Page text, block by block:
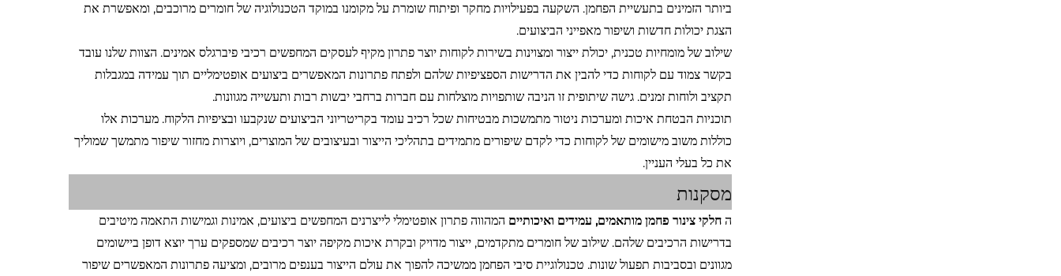
ביותר הזמינים בתעשיית הפחמן. השקעה בפעילויות מחקר ופיתוח שומרת על מקומנו במוקד הטכנולוגיה של חומרים מרוכבים, ומאפשרת את
הצגת יכולות חדשות ושיפור מאפייני הביצועים.
שילוב של מומחיות טכנית, יכולת ייצור ומצוינות בשירות לקוחות יוצר פתרון מקיף לעסקים המחפשים רכיבי פיברגלס אמינים. הצוות שלנו עובד
בקשר צמוד עם לקוחות כדי להבין את הדרישות הספציפיות שלהם ולפתח פתרונות המאפשרים ביצועים אופטימליים תוך עמידה במגבלות
תקציב ולוחות זמנים. גישה שיתופית זו הניבה שותפויות מוצלחות עם חברות ברחבי יבשות רבות ותעשייה מגוונות.
תוכניות הבטחת איכות ומערכות ניטור מתמשכות מבטיחות שכל רכיב עומד בקריטריוני הביצועים שנקבעו ובציפיות הלקוח. מערכות אלו
כוללות משוב מישומים של לקוחות כדי לקדם שיפורים מתמידים בתהליכי הייצור ובעיצובים של המוצרים, ויוצרות מחזור שיפור מתמשך שמוליך
את כל בעלי העניין.
מסקנות
ה חלקי צינור פחמן מותאמים, עמידים ואיכותיים המהווה פתרון אופטימלי לייצרנים המחפשים ביצועים, אמינות וגמישות התאמה מיטיבים
בדרישות הרכיבים שלהם. שילוב של חומרים מתקדמים, ייצור מדויק ובקרת איכות מקיפה יוצר רכיבים שמספקים ערך יוצא דופן ביישומים
מגוונים ובסביבות תפעול שונות. טכנולוגיית סיבי הפחמן ממשיכה להפוך את עולם הייצור בענפים מרובים, ומציעה פתרונות המאפשרים שיפור